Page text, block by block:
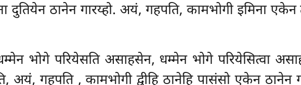
दुतियेन ठानेन गारय्हो. अयं, गहपति, कामभोगी इमिना
धम्मेन भोगे परियेसति असाहसेन, धम्मेन भोगे परियेसित्वा
अयं, गहपति , कामभोगी द्वीहि ठानेहि पासंसो एकेन ठानेन